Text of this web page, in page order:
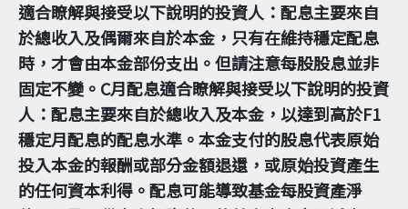
適合瞭解與接受以下說明的投資人：配息主要來自
於總收入及偶爾來自於本金，只有在維持穩定配息
時，才會由本金部份支出。但請注意每股股息並非
固定不變。C月配息適合瞭解與接受以下說明的投資
人：配息主要來自於總收入及本金，以達到高於F1
穩定月配息的配息水準。本金支付的股息代表原始
投入本金的報酬或部分金額退還，或原始投資產生
的任何資本利得。配息可能導致基金每股資產淨